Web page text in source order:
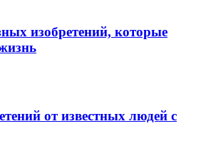
изобретений, которые
от известных людей с